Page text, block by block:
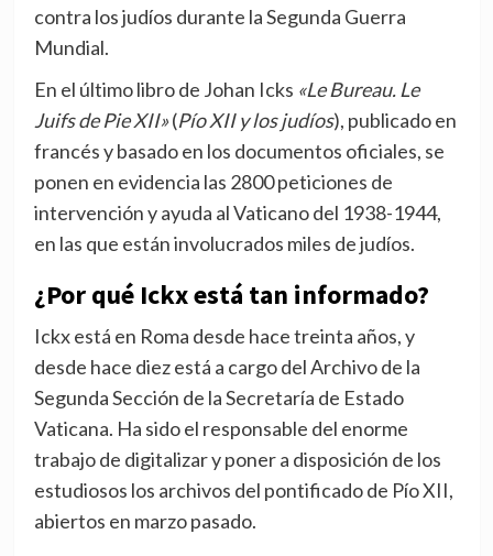
contra los judíos durante la Segunda Guerra
Mundial.
En el último libro de Johan Icks «Le Bureau. Le
Juifs de Pie XII»(Pío XII y los judíos), publicado en
francés y basado en los documentos oficiales, se
ponen en evidencia las 2800 peticiones de
intervención y ayuda al Vaticano del 1938-1944,
en las que están involucrados miles de judíos.
¿Por qué Ickx está tan informado?
Ickx está en Roma desde hace treinta años, y
desde hace diez está a cargo del Archivo de la
Segunda Sección de la Secretaría de Estado
Vaticana. Ha sido el responsable del enorme
trabajo de digitalizar y poner a disposición de los
estudiosos los archivos del pontificado de Pío XII,
abiertos en marzo pasado.